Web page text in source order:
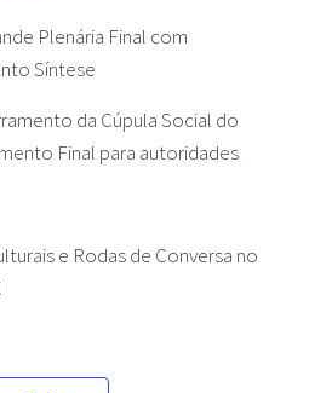
Plenária Final com
Síntese
da Cúpula Social do
Final para autoridades
e Rodas de Conversa no